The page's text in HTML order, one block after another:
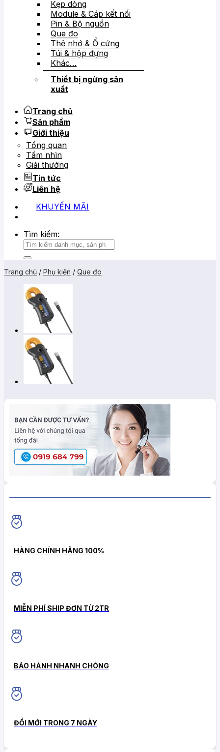
Kẹp dòng
Module & Cáp kết nối
Pin & Bộ nguồn
Que đo
Thẻ nhớ & Ổ cứng
Túi & hộp đựng
Khác…
Thiết bị ngừng sản
xuất
Trang chủ
Sản phẩm
Giới thiệu
Tổng quan
Tầm nhìn
Giải thưởng
Tin tức
Liên hệ
KHUYẾN MÃI
Tìm kiếm:
Trang chủ / Phụ kiện / Que đo
HÀNG CHÍNH HÃNG 100%
MIỄN PHÍ SHIP ĐƠN TỪ 2TR
BẢO HÀNH NHANH CHÓNG
ĐỔI MỚI TRONG 7 NGÀY